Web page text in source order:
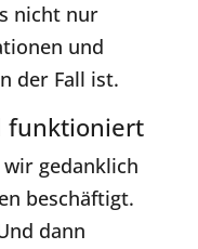
nicht nur
und
der Fall ist.
funktioniert
gedanklich
beschäftigt.
dann